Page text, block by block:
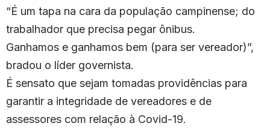
“É um tapa na cara da população campinense; do
trabalhador que precisa pegar ônibus.
Ganhamos e ganhamos bem (para ser vereador)”,
bradou o líder governista.
É sensato que sejam tomadas providências para
garantir a integridade de vereadores e de
assessores com relação à Covid-19.